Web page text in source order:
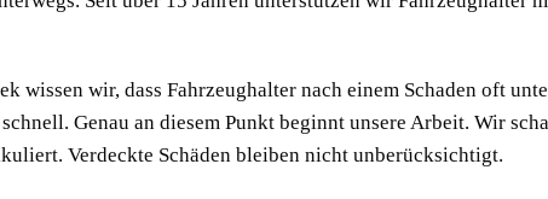
wissen wir, dass Fahrzeughalter nach einem Schaden oft
Genau an diesem Punkt beginnt unsere Arbeit. Wir
Verdeckte Schäden bleiben nicht unberücksichtigt.